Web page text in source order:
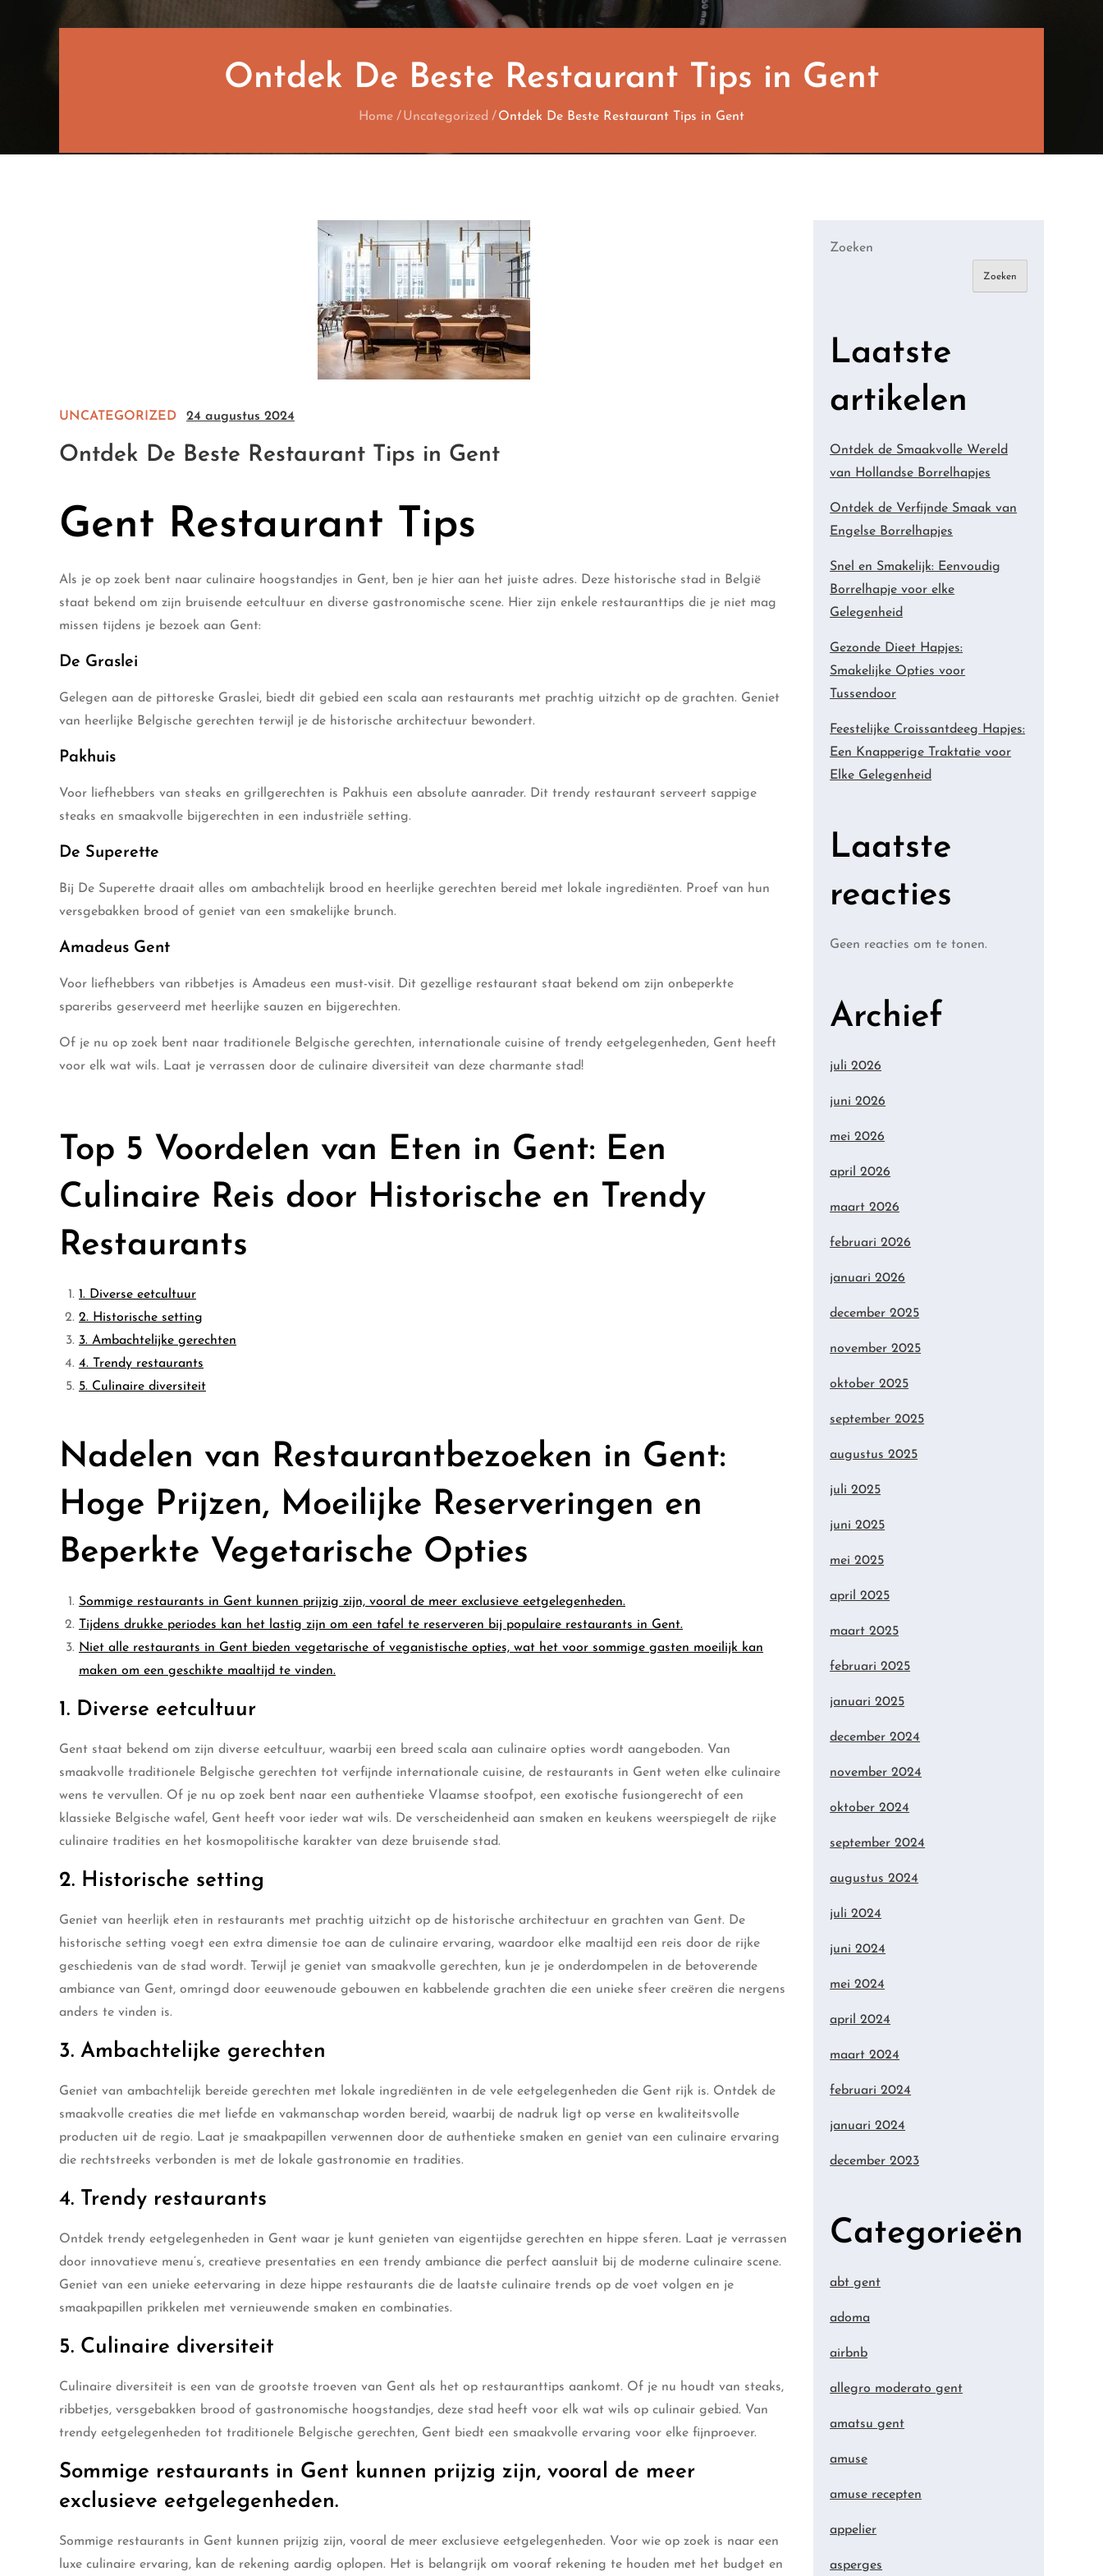
Ontdek De Beste Restaurant Tips in Gent
Home Uncategorized Ontdek De Beste Restaurant Tips in Gent
UNCATEGORIZED 24 augustus 2024
Ontdek De Beste Restaurant Tips in Gent
Gent Restaurant Tips
Als je op zoek bent naar culinaire hoogstandjes in Gent, ben je hier aan het juiste adres. Deze historische stad in België
staat bekend om zijn bruisende eetcultuur en diverse gastronomische scene. Hier zijn enkele restauranttips die je niet mag
missen tijdens je bezoek aan Gent:
De Graslei
Gelegen aan de pittoreske Graslei, biedt dit gebied een scala aan restaurants met prachtig uitzicht op de grachten. Geniet
van heerlijke Belgische gerechten terwijl je de historische architectuur bewondert.
Pakhuis
Voor liefhebbers van steaks en grillgerechten is Pakhuis een absolute aanrader. Dit trendy restaurant serveert sappige
steaks en smaakvolle bijgerechten in een industriële setting.
De Superette
Bij De Superette draait alles om ambachtelijk brood en heerlijke gerechten bereid met lokale ingrediënten. Proef van hun
versgebakken brood of geniet van een smakelijke brunch.
Amadeus Gent
Voor liefhebbers van ribbetjes is Amadeus een must-visit. Dit gezellige restaurant staat bekend om zijn onbeperkte
spareribs geserveerd met heerlijke sauzen en bijgerechten.
Of je nu op zoek bent naar traditionele Belgische gerechten, internationale cuisine of trendy eetgelegenheden, Gent heeft
voor elk wat wils. Laat je verrassen door de culinaire diversiteit van deze charmante stad!
Top 5 Voordelen van Eten in Gent: Een
Culinaire Reis door Historische en Trendy
Restaurants
1. Diverse eetcultuur
2. Historische setting
3. Ambachtelijke gerechten
4. Trendy restaurants
5. Culinaire diversiteit
Nadelen van Restaurantbezoeken in Gent:
Hoge Prijzen, Moeilijke Reserveringen en
Beperkte Vegetarische Opties
Sommige restaurants in Gent kunnen prijzig zijn, vooral de meer exclusieve eetgelegenheden.
Tijdens drukke periodes kan het lastig zijn om een tafel te reserveren bij populaire restaurants in Gent.
Niet alle restaurants in Gent bieden vegetarische of veganistische opties, wat het voor sommige gasten moeilijk kan
maken om een geschikte maaltijd te vinden.
1. Diverse eetcultuur
Gent staat bekend om zijn diverse eetcultuur, waarbij een breed scala aan culinaire opties wordt aangeboden. Van
smaakvolle traditionele Belgische gerechten tot verfijnde internationale cuisine, de restaurants in Gent weten elke culinaire
wens te vervullen. Of je nu op zoek bent naar een authentieke Vlaamse stoofpot, een exotische fusiongerecht of een
klassieke Belgische wafel, Gent heeft voor ieder wat wils. De verscheidenheid aan smaken en keukens weerspiegelt de rijke
culinaire tradities en het kosmopolitische karakter van deze bruisende stad.
2. Historische setting
Geniet van heerlijk eten in restaurants met prachtig uitzicht op de historische architectuur en grachten van Gent. De
historische setting voegt een extra dimensie toe aan de culinaire ervaring, waardoor elke maaltijd een reis door de rijke
geschiedenis van de stad wordt. Terwijl je geniet van smaakvolle gerechten, kun je je onderdompelen in de betoverende
ambiance van Gent, omringd door eeuwenoude gebouwen en kabbelende grachten die een unieke sfeer creëren die nergens
anders te vinden is.
3. Ambachtelijke gerechten
Geniet van ambachtelijk bereide gerechten met lokale ingrediënten in de vele eetgelegenheden die Gent rijk is. Ontdek de
smaakvolle creaties die met liefde en vakmanschap worden bereid, waarbij de nadruk ligt op verse en kwaliteitsvolle
producten uit de regio. Laat je smaakpapillen verwennen door de authentieke smaken en geniet van een culinaire ervaring
die rechtstreeks verbonden is met de lokale gastronomie en tradities.
4. Trendy restaurants
Ontdek trendy eetgelegenheden in Gent waar je kunt genieten van eigentijdse gerechten en hippe sferen. Laat je verrassen
door innovatieve menu’s, creatieve presentaties en een trendy ambiance die perfect aansluit bij de moderne culinaire scene.
Geniet van een unieke eetervaring in deze hippe restaurants die de laatste culinaire trends op de voet volgen en je
smaakpapillen prikkelen met vernieuwende smaken en combinaties.
5. Culinaire diversiteit
Culinaire diversiteit is een van de grootste troeven van Gent als het op restauranttips aankomt. Of je nu houdt van steaks,
ribbetjes, versgebakken brood of gastronomische hoogstandjes, deze stad heeft voor elk wat wils op culinair gebied. Van
trendy eetgelegenheden tot traditionele Belgische gerechten, Gent biedt een smaakvolle ervaring voor elke fijnproever.
Sommige restaurants in Gent kunnen prijzig zijn, vooral de meer
exclusieve eetgelegenheden.
Sommige restaurants in Gent kunnen prijzig zijn, vooral de meer exclusieve eetgelegenheden. Voor wie op zoek is naar een
luxe culinaire ervaring, kan de rekening aardig oplopen. Het is belangrijk om vooraf rekening te houden met het budget en
Zoeken
Zoeken
Laatste
artikelen
Ontdek de Smaakvolle Wereld
van Hollandse Borrelhapjes
Ontdek de Verfijnde Smaak van
Engelse Borrelhapjes
Snel en Smakelijk: Eenvoudig
Borrelhapje voor elke
Gelegenheid
Gezonde Dieet Hapjes:
Smakelijke Opties voor
Tussendoor
Feestelijke Croissantdeeg Hapjes:
Een Knapperige Traktatie voor
Elke Gelegenheid
Laatste
reacties
Geen reacties om te tonen.
Archief
juli 2026
juni 2026
mei 2026
april 2026
maart 2026
februari 2026
januari 2026
december 2025
november 2025
oktober 2025
september 2025
augustus 2025
juli 2025
juni 2025
mei 2025
april 2025
maart 2025
februari 2025
januari 2025
december 2024
november 2024
oktober 2024
september 2024
augustus 2024
juli 2024
juni 2024
mei 2024
april 2024
maart 2024
februari 2024
januari 2024
december 2023
Categorieën
abt gent
adoma
airbnb
allegro moderato gent
amatsu gent
amuse
amuse recepten
appelier
asperges